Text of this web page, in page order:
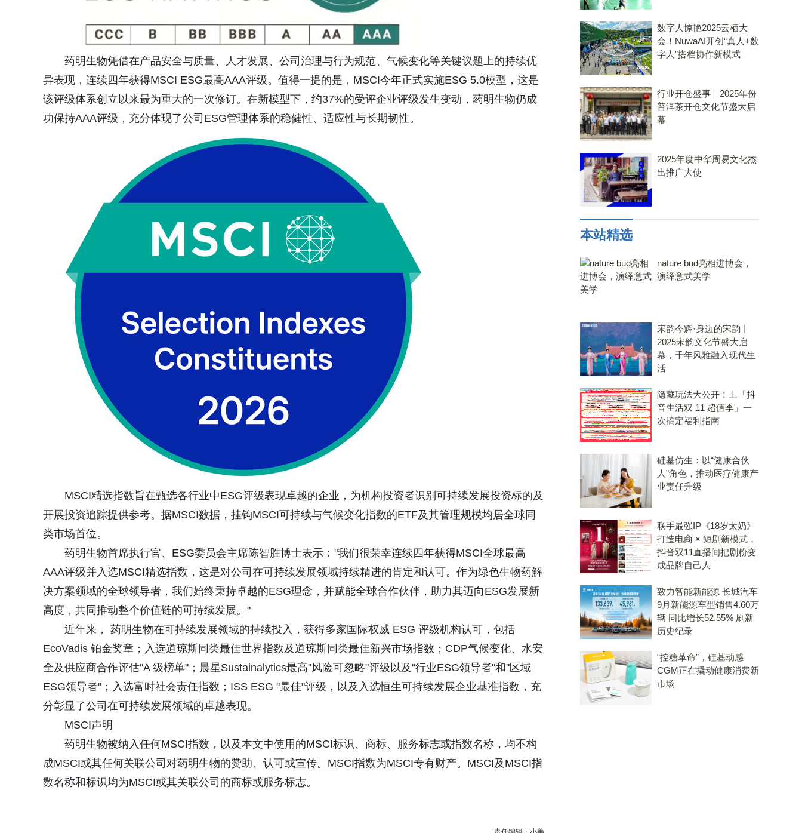
药明生物凭借在产品安全与质量、人才发展、公司治理与行为规范、气候变化等关键议题上的持续优
异表现，连续四年获得MSCI ESG最高AAA评级。值得一提的是，MSCI今年正式实施ESG 5.0模型，这是
该评级体系创立以来最为重大的一次修订。在新模型下，约37%的受评企业评级发生变动，药明生物仍成
功保持AAA评级，充分体现了公司ESG管理体系的稳健性、适应性与长期韧性。
MSCI精选指数旨在甄选各行业中ESG评级表现卓越的企业，为机构投资者识别可持续发展投资标的及
开展投资追踪提供参考。据MSCI数据，挂钩MSCI可持续与气候变化指数的ETF及其管理规模均居全球同
类市场首位。
药明生物首席执行官、ESG委员会主席陈智胜博士表示："我们很荣幸连续四年获得MSCI全球最高
AAA评级并入选MSCI精选指数，这是对公司在可持续发展领域持续精进的肯定和认可。作为绿色生物药解
决方案领域的全球领导者，我们始终秉持卓越的ESG理念，并赋能全球合作伙伴，助力其迈向ESG发展新
高度，共同推动整个价值链的可持续发展。"
近年来， 药明生物在可持续发展领域的持续投入，获得多家国际权威 ESG 评级机构认可，包括
EcoVadis 铂金奖章；入选道琼斯同类最佳世界指数及道琼斯同类最佳新兴市场指数；CDP气候变化、水安
全及供应商合作评估"A 级榜单"；晨星Sustainalytics最高"风险可忽略"评级以及"行业ESG领导者"和"区域
ESG领导者"；入选富时社会责任指数；ISS ESG "最佳"评级，以及入选恒生可持续发展企业基准指数，充
分彰显了公司在可持续发展领域的卓越表现。
MSCI声明
药明生物被纳入任何MSCI指数，以及本文中使用的MSCI标识、商标、服务标志或指数名称，均不构
成MSCI或其任何关联公司对药明生物的赞助、认可或宣传。MSCI指数为MSCI专有财产。MSCI及MSCI指
数名称和标识均为MSCI或其关联公司的商标或服务标志。
数字人惊艳2025云栖大
会！NuwaAI开创“真人+数
字人”搭档协作新模式
行业开仓盛事｜2025年份
普洱茶开仓文化节盛大启
幕
2025年度中华周易文化杰
出推广大使
本站精选
nature bud亮相进博会，
演绎意式美学
宋韵今辉·身边的宋韵丨
2025宋韵文化节盛大启
幕，千年风雅融入现代生
活
隐藏玩法大公开！上「抖
音生活双 11 超值季」一
次搞定福利指南
硅基仿生：以“健康合伙
人”角色，推动医疗健康产
业责任升级
联手最强IP《18岁太奶》
打造电商 × 短剧新模式，
抖音双11直播间把剧粉变
成品牌自己人
致力智能新能源 长城汽车
9月新能源车型销售4.60万
辆 同比增长52.55% 刷新
历史纪录
“控糖革命”，硅基动感
CGM正在撬动健康消费新
市场